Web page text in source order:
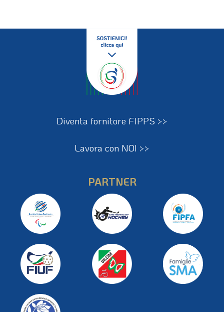
Diventa fornitore FIPPS >>
Lavora con NOI >>
PARTNER